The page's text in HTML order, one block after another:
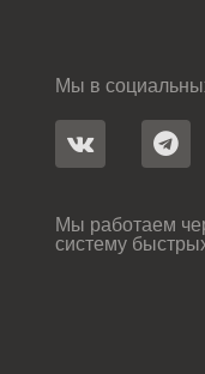
Мы в
Мы работаем
систему